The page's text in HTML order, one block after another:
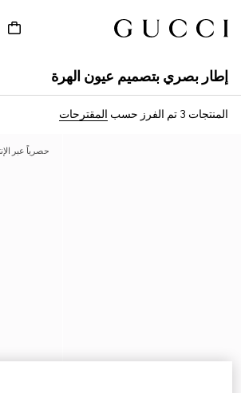
إطار بصري بتصميم عيون الهرة
المنتجات 3 تم الفرز حسب المقترحات
حصرياً عبر